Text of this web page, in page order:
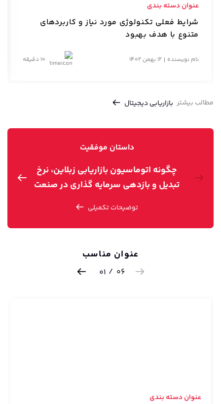
عنوان دسته بندی
شرایط فعلی تکنولوژی مورد نیاز و کاربردهای
متنوع با هدف بهبود
نام نویسنده 12 بهمن 1402
مطالب بیشتر بازاریابی دیجیتال
داستان موفقیت
چگونه اتوماسیون بازاریابی زبلاین، نرخ
تبدیل و بازدهی سرمایه گذاری در صنعت
توضیحات تکمیلی
عنوان مناسب
06
/
عنوان دسته بندی